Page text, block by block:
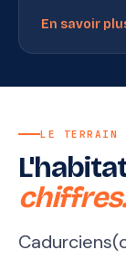
En savoir
LE TERRAIN